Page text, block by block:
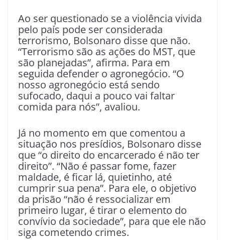
Ao ser questionado se a violência vivida
pelo país pode ser considerada
terrorismo, Bolsonaro disse que não.
“Terrorismo são as ações do MST, que
são planejadas”, afirma. Para em
seguida defender o agronegócio. “O
nosso agronegócio está sendo
sufocado, daqui a pouco vai faltar
comida para nós”, avaliou.
Já no momento em que comentou a
situação nos presídios, Bolsonaro disse
que “o direito do encarcerado é não ter
direito”. “Não é passar fome, fazer
maldade, é ficar lá, quietinho, até
cumprir sua pena”. Para ele, o objetivo
da prisão “não é ressocializar em
primeiro lugar, é tirar o elemento do
convívio da sociedade”, para que ele não
siga cometendo crimes.